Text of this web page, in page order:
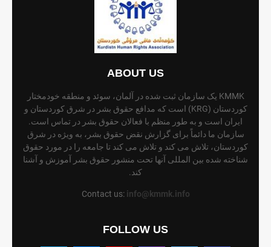
ABOUT US
KMMK یک سازمان ثبت شده در آلمان، سوئد و منطقه خودمختار
کوردستان (KRG) است که مدافع حقوق بشر در شرق کوردستان و
ایران است و به طور منظم با فعالان حقوق بشر در تماس است.
سازمان ما دائماً برای گزارش نقض حقوق بشر، به ویژه در شرق
کوردستان، تلاش می کند و تلاش می کند تا جامعه را در مورد حقوق
شناخته شده بین المللی آنها تحت منشور حقوق بشر آموزش و آشنا
کند.
Contact us: info@kmmk.info
FOLLOW US